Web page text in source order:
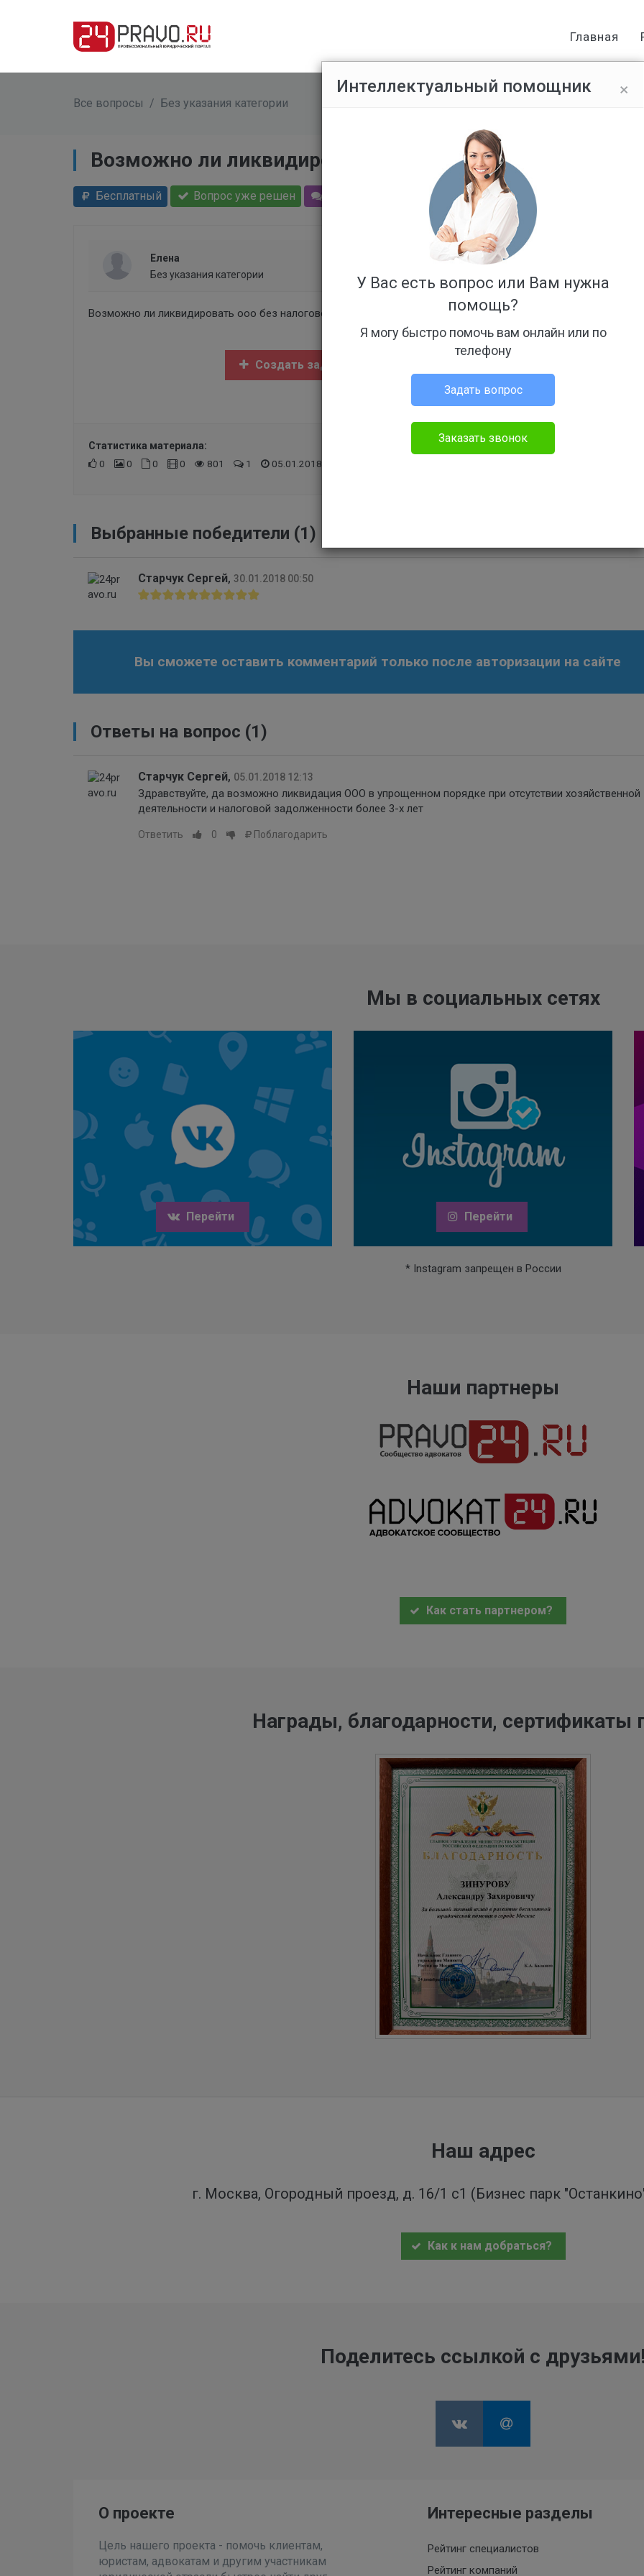
Главная
Все вопросы / Без указания категории
Возможно ли ликвидировать ооо без налоговой
Бесплатный Вопрос уже решен
Елена
Без указания категории
Возможно ли ликвидировать ооо без налоговой проверки законно
Создать задание
Статистика материала:
0
0 0 0 801 1 05.01.2018 11:24
Выбранные победители (1)
Старчук Сергей, 30.01.2018 00:50
Вы сможете оставить комментарий только после авторизации на сайте
Ответы на вопрос (1)
Старчук Сергей, 05.01.2018 12:13
Здравствуйте, да возможно ликвидация ООО в упрощенном порядке при отсутствии хозяйственной
деятельности и налоговой задолженности более 3-х лет
Ответить 0 Поблагодарить
Мы в социальных сетях
Перейти Перейти
* Instagram запрещен в России
Наши партнеры
Как стать партнером?
Награды, благодарности, сертификаты
Наш адрес
г. Москва, Огородный проезд, д. 16/1 с1 (Бизнес парк
Как к нам добраться?
Поделитесь ссылкой с друзьями!
О проекте
Цель нашего проекта - помочь клиентам,
юристам, адвокатам и другим участникам
Интересные разделы
Рейтинг специалистов
Рейтинг компаний
×
Интеллектуальный помощник
У Вас есть вопрос или Вам нужна
помощь?
Я могу быстро помочь вам онлайн или по
телефону
Задать вопрос
Заказать звонок